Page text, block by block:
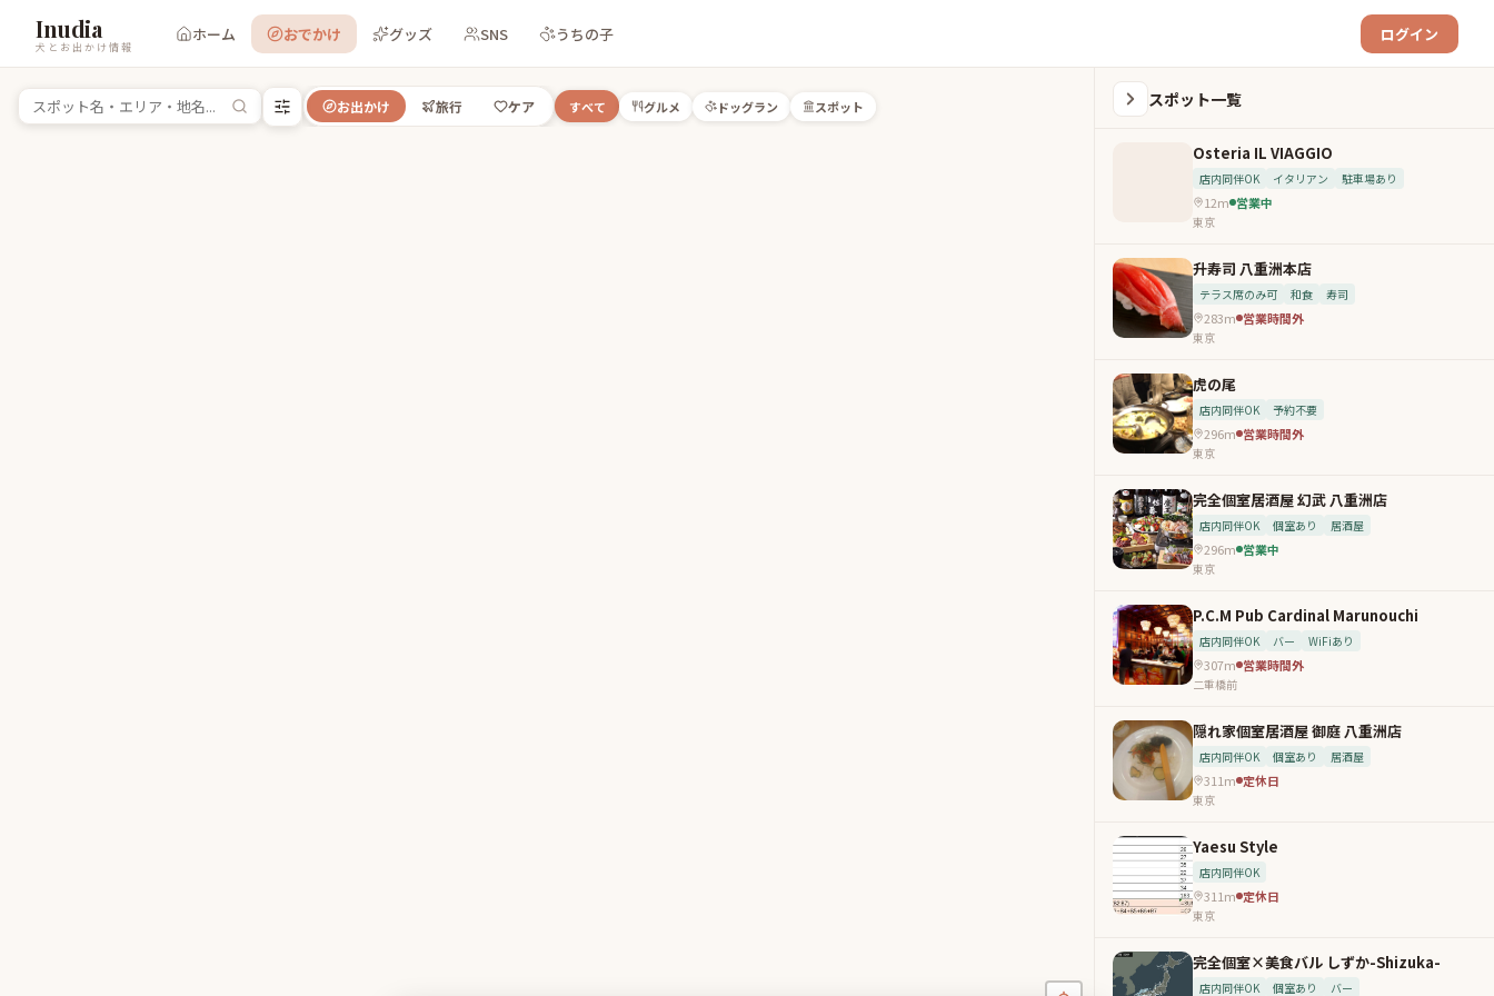
Inudia
犬とお出かけ情報
ホーム おでかけ グッズ SNS うちの子 ログイン
お出かけ 旅行 ケア すべて グルメ ドッグラン スポット スポット一覧
Osteria IL VIAGGIO
店内同伴OK イタリアン 駐車場あり
12m 営業中
東京
升寿司 八重洲本店
テラス席のみ可 和食 寿司
283m 営業時間外
東京
虎の尾
店内同伴OK 予約不要
296m 営業時間外
東京
完全個室居酒屋 幻武 八重洲店
店内同伴OK 個室あり 居酒屋
296m 営業中
東京
P.C.M Pub Cardinal Marunouchi
店内同伴OK バー WiFiあり
307m 営業時間外
二重橋前
隠れ家個室居酒屋 御庭 八重洲店
店内同伴OK 個室あり 居酒屋
311m 定休日
東京
Yaesu Style
店内同伴OK
311m 定休日
東京
完全個室×美食バル しずか-Shizuka-
店内同伴OK 個室あり バー